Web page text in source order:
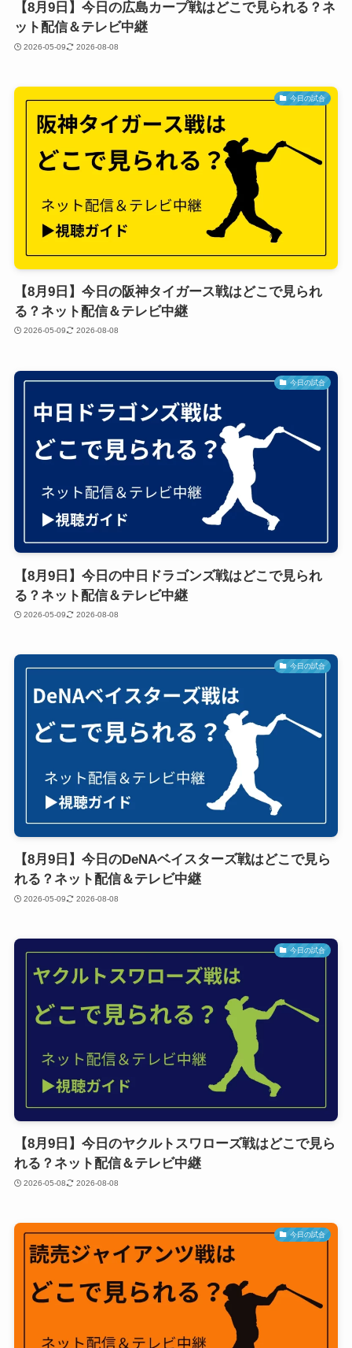
【8月9日】今日の広島カープ戦はどこで見られる？ネ
ット配信＆テレビ中継
2026-05-09 2026-08-08
今日の試合
【8月9日】今日の阪神タイガース戦はどこで見られ
る？ネット配信＆テレビ中継
2026-05-09 2026-08-08
今日の試合
【8月9日】今日の中日ドラゴンズ戦はどこで見られ
る？ネット配信＆テレビ中継
2026-05-09 2026-08-08
今日の試合
【8月9日】今日のDeNAベイスターズ戦はどこで見ら
れる？ネット配信＆テレビ中継
2026-05-09 2026-08-08
今日の試合
【8月9日】今日のヤクルトスワローズ戦はどこで見ら
れる？ネット配信＆テレビ中継
2026-05-08 2026-08-08
今日の試合